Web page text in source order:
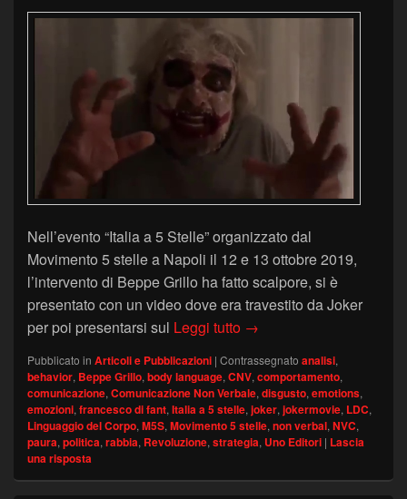
Nell’evento “Italia a 5 Stelle” organizzato dal
Movimento 5 stelle a Napoli il 12 e 13 ottobre 2019,
l’intervento di Beppe Grillo ha fatto scalpore, si è
presentato con un video dove era travestito da Joker
per poi presentarsi sul Leggi tutto Il linguaggio del corpo
→
Pubblicato in Articoli e Pubblicazioni | Contrassegnato analisi,
behavior, Beppe Grillo, body language, CNV, comportamento,
comunicazione, Comunicazione Non Verbale, disgusto, emotions,
emozioni, francesco di fant, Italia a 5 stelle, joker, jokermovie, LDC,
Linguaggio del Corpo, M5S, Movimento 5 stelle, non verbal, NVC,
paura, politica, rabbia, Revoluzione, strategia, Uno Editori | Lascia
una risposta